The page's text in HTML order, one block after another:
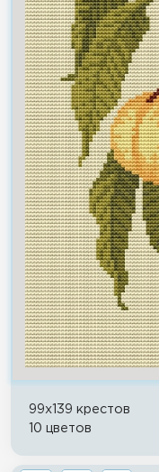
99x139 крестов
10 цветов